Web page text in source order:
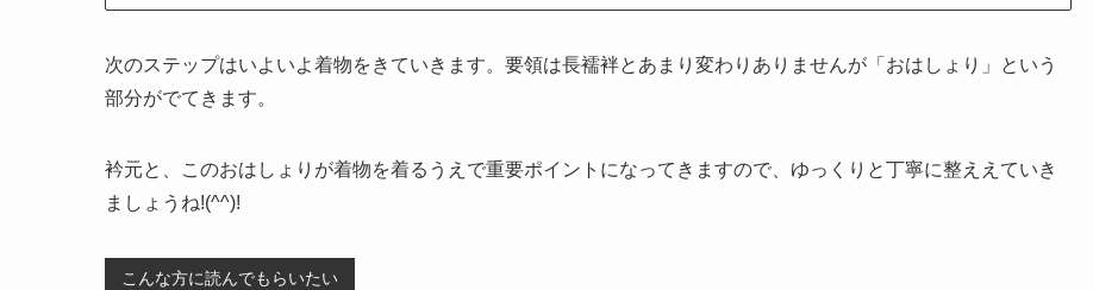
次のステップはいよいよ着物をきていきます。要領は長襦袢とあまり変わりありませんが「おはしょり」という
部分がでてきます。
衿元と、このおはしょりが着物を着るうえで重要ポイントになってきますので、ゆっくりと丁寧に整ええていき
ましょうね!(^^)!
こんな方に読んでもらいたい